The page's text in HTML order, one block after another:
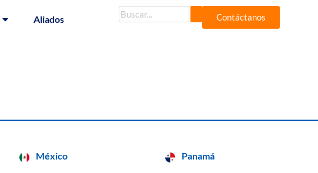
Aliados Contáctanos
México Panamá